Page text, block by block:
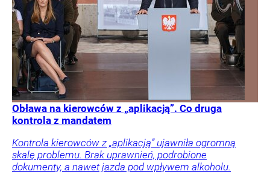
Obława na kierowców z „aplikacją”. Co druga
kontrola z mandatem
Kontrola kierowców z „aplikacją” ujawniła ogromną
skalę problemu. Brak uprawnień, podrobione
dokumenty, a nawet jazda pod wpływem alkoholu.